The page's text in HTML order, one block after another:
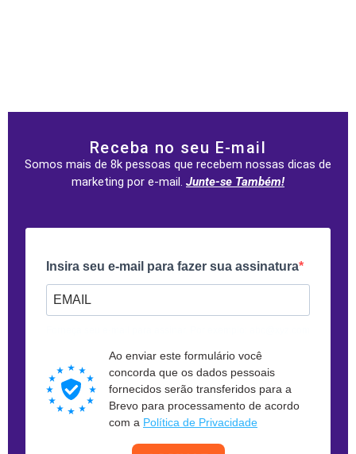
Receba no seu E-mail
Somos mais de 8k pessoas que recebem nossas dicas de
marketing por e-mail. Junte-se Também!
Insira seu e-mail para fazer sua assinatura
Ao enviar este formulário você
concorda que os dados pessoais
fornecidos serão transferidos para a
Brevo para processamento de acordo
com a Política de Privacidade